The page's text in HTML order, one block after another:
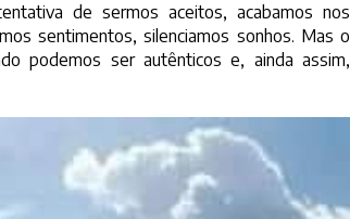
de sermos aceitos, acabamos nos
sentimentos, silenciamos sonhos. Mas o
podemos ser autênticos e, ainda assim,